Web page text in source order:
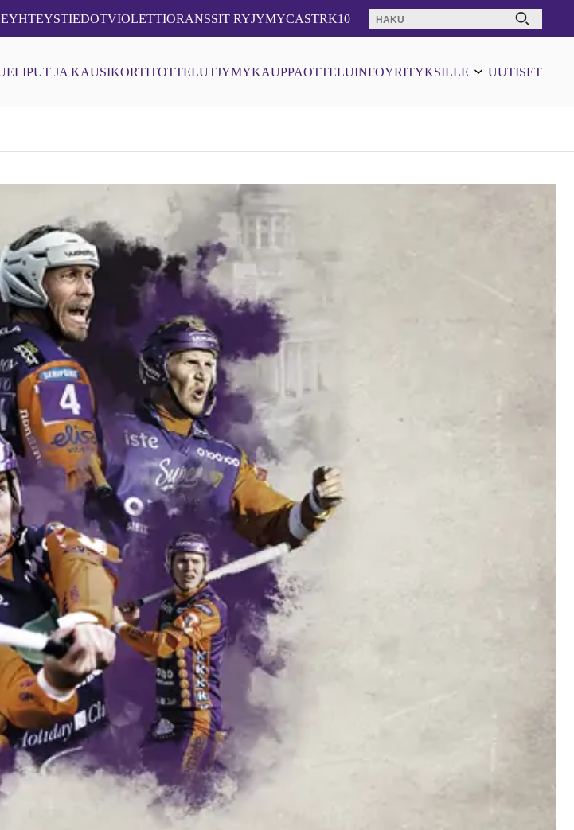
YHTEYSTIEDOTVIOLETTIORANSSIT RYJYMYCASTRK10 Haku:
LIPUT JA KAUSIKORTITOTTELUTJYMYKAUPPAOTTELUINFOYRITYKSILLE UUTISET